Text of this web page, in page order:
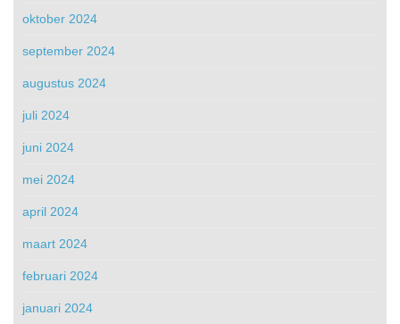
oktober 2024
september 2024
augustus 2024
juli 2024
juni 2024
mei 2024
april 2024
maart 2024
februari 2024
januari 2024